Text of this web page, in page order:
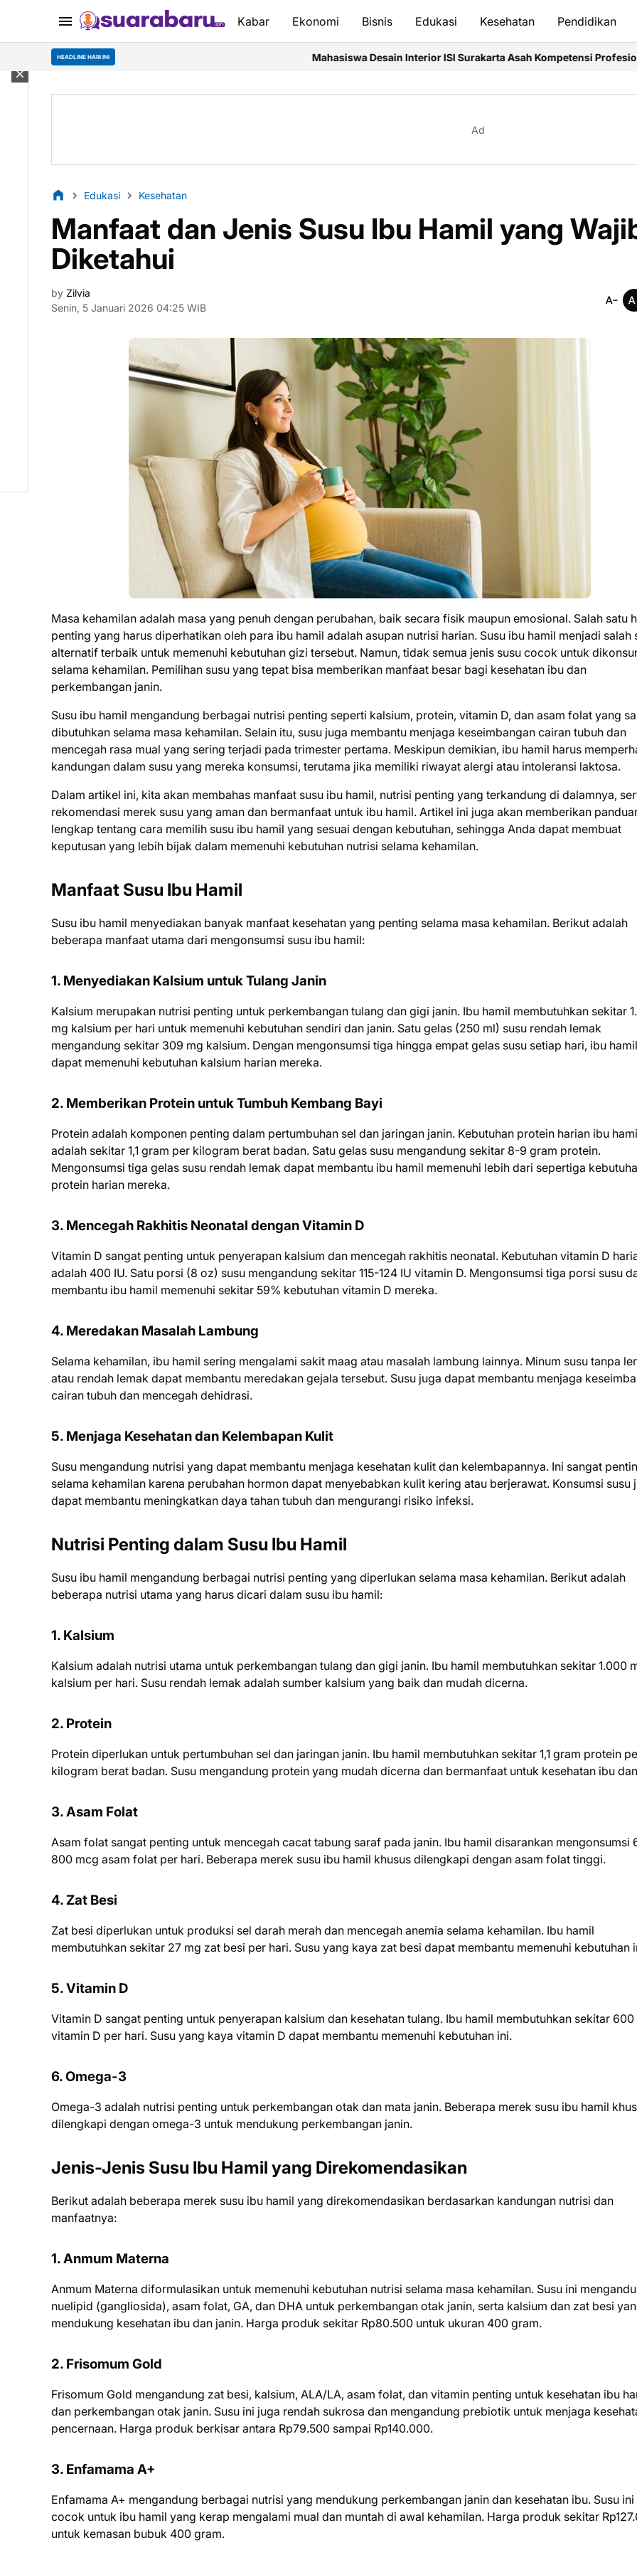
Kabar Ekonomi Bisnis Edukasi Kesehatan Pendidikan
HEADLINE HARI INI Mahasiswa Desain Interior ISI Surakarta Asah Kompetensi Profesional Melalui Proyek
Ad
Edukasi Kesehatan
Manfaat dan Jenis Susu Ibu Hamil yang
Diketahui
by Zilvia
Senin, 5 Januari 2026 04:25 WIB
Masa kehamilan adalah masa yang penuh dengan perubahan, baik secara fisik maupun emosional. Salah satu
penting yang harus diperhatikan oleh para ibu hamil adalah asupan nutrisi harian. Susu ibu hamil menjadi salah
alternatif terbaik untuk memenuhi kebutuhan gizi tersebut. Namun, tidak semua jenis susu cocok untuk
selama kehamilan. Pemilihan susu yang tepat bisa memberikan manfaat besar bagi kesehatan ibu dan
perkembangan janin.
Susu ibu hamil mengandung berbagai nutrisi penting seperti kalsium, protein, vitamin D, dan asam folat yang
dibutuhkan selama masa kehamilan. Selain itu, susu juga membantu menjaga keseimbangan cairan tubuh dan
mencegah rasa mual yang sering terjadi pada trimester pertama. Meskipun demikian, ibu hamil harus
kandungan dalam susu yang mereka konsumsi, terutama jika memiliki riwayat alergi atau intoleransi laktosa.
Dalam artikel ini, kita akan membahas manfaat susu ibu hamil, nutrisi penting yang terkandung di dalamnya,
rekomendasi merek susu yang aman dan bermanfaat untuk ibu hamil. Artikel ini juga akan memberikan
lengkap tentang cara memilih susu ibu hamil yang sesuai dengan kebutuhan, sehingga Anda dapat membuat
keputusan yang lebih bijak dalam memenuhi kebutuhan nutrisi selama kehamilan.
Manfaat Susu Ibu Hamil
Susu ibu hamil menyediakan banyak manfaat kesehatan yang penting selama masa kehamilan. Berikut adalah
beberapa manfaat utama dari mengonsumsi susu ibu hamil:
1. Menyediakan Kalsium untuk Tulang Janin
Kalsium merupakan nutrisi penting untuk perkembangan tulang dan gigi janin. Ibu hamil membutuhkan sekitar
mg kalsium per hari untuk memenuhi kebutuhan sendiri dan janin. Satu gelas (250 ml) susu rendah lemak
mengandung sekitar 309 mg kalsium. Dengan mengonsumsi tiga hingga empat gelas susu setiap hari, ibu hamil
dapat memenuhi kebutuhan kalsium harian mereka.
2. Memberikan Protein untuk Tumbuh Kembang Bayi
Protein adalah komponen penting dalam pertumbuhan sel dan jaringan janin. Kebutuhan protein harian ibu
adalah sekitar 1,1 gram per kilogram berat badan. Satu gelas susu mengandung sekitar 8-9 gram protein.
Mengonsumsi tiga gelas susu rendah lemak dapat membantu ibu hamil memenuhi lebih dari sepertiga
protein harian mereka.
3. Mencegah Rakhitis Neonatal dengan Vitamin D
Vitamin D sangat penting untuk penyerapan kalsium dan mencegah rakhitis neonatal. Kebutuhan vitamin D
adalah 400 IU. Satu porsi (8 oz) susu mengandung sekitar 115-124 IU vitamin D. Mengonsumsi tiga porsi susu
membantu ibu hamil memenuhi sekitar 59% kebutuhan vitamin D mereka.
4. Meredakan Masalah Lambung
Selama kehamilan, ibu hamil sering mengalami sakit maag atau masalah lambung lainnya. Minum susu tanpa
atau rendah lemak dapat membantu meredakan gejala tersebut. Susu juga dapat membantu menjaga
cairan tubuh dan mencegah dehidrasi.
5. Menjaga Kesehatan dan Kelembapan Kulit
Susu mengandung nutrisi yang dapat membantu menjaga kesehatan kulit dan kelembapannya. Ini sangat
selama kehamilan karena perubahan hormon dapat menyebabkan kulit kering atau berjerawat. Konsumsi susu
dapat membantu meningkatkan daya tahan tubuh dan mengurangi risiko infeksi.
Nutrisi Penting dalam Susu Ibu Hamil
Susu ibu hamil mengandung berbagai nutrisi penting yang diperlukan selama masa kehamilan. Berikut adalah
beberapa nutrisi utama yang harus dicari dalam susu ibu hamil:
1. Kalsium
Kalsium adalah nutrisi utama untuk perkembangan tulang dan gigi janin. Ibu hamil membutuhkan sekitar 1.000
kalsium per hari. Susu rendah lemak adalah sumber kalsium yang baik dan mudah dicerna.
2. Protein
Protein diperlukan untuk pertumbuhan sel dan jaringan janin. Ibu hamil membutuhkan sekitar 1,1 gram protein
kilogram berat badan. Susu mengandung protein yang mudah dicerna dan bermanfaat untuk kesehatan ibu
3. Asam Folat
Asam folat sangat penting untuk mencegah cacat tabung saraf pada janin. Ibu hamil disarankan mengonsumsi
800 mcg asam folat per hari. Beberapa merek susu ibu hamil khusus dilengkapi dengan asam folat tinggi.
4. Zat Besi
Zat besi diperlukan untuk produksi sel darah merah dan mencegah anemia selama kehamilan. Ibu hamil
membutuhkan sekitar 27 mg zat besi per hari. Susu yang kaya zat besi dapat membantu memenuhi kebutuhan
5. Vitamin D
Vitamin D sangat penting untuk penyerapan kalsium dan kesehatan tulang. Ibu hamil membutuhkan sekitar 600
vitamin D per hari. Susu yang kaya vitamin D dapat membantu memenuhi kebutuhan ini.
6. Omega-3
Omega-3 adalah nutrisi penting untuk perkembangan otak dan mata janin. Beberapa merek susu ibu hamil
dilengkapi dengan omega-3 untuk mendukung perkembangan janin.
Jenis-Jenis Susu Ibu Hamil yang Direkomendasikan
Berikut adalah beberapa merek susu ibu hamil yang direkomendasikan berdasarkan kandungan nutrisi dan
manfaatnya:
1. Anmum Materna
Anmum Materna diformulasikan untuk memenuhi kebutuhan nutrisi selama masa kehamilan. Susu ini
nuelipid (gangliosida), asam folat, GA, dan DHA untuk perkembangan otak janin, serta kalsium dan zat besi
mendukung kesehatan ibu dan janin. Harga produk sekitar Rp80.500 untuk ukuran 400 gram.
2. Frisomum Gold
Frisomum Gold mengandung zat besi, kalsium, ALA/LA, asam folat, dan vitamin penting untuk kesehatan ibu
dan perkembangan otak janin. Susu ini juga rendah sukrosa dan mengandung prebiotik untuk menjaga
pencernaan. Harga produk berkisar antara Rp79.500 sampai Rp140.000.
3. Enfamama A+
Enfamama A+ mengandung berbagai nutrisi yang mendukung perkembangan janin dan kesehatan ibu. Susu ini
cocok untuk ibu hamil yang kerap mengalami mual dan muntah di awal kehamilan. Harga produk sekitar
untuk kemasan bubuk 400 gram.